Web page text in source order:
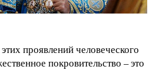
проявлений человеческого
покровительство – это